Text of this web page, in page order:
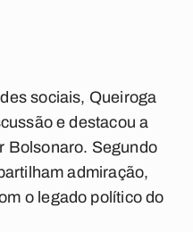
sociais, Queiroga
e destacou a
Bolsonaro. Segundo
admiração,
o legado político do